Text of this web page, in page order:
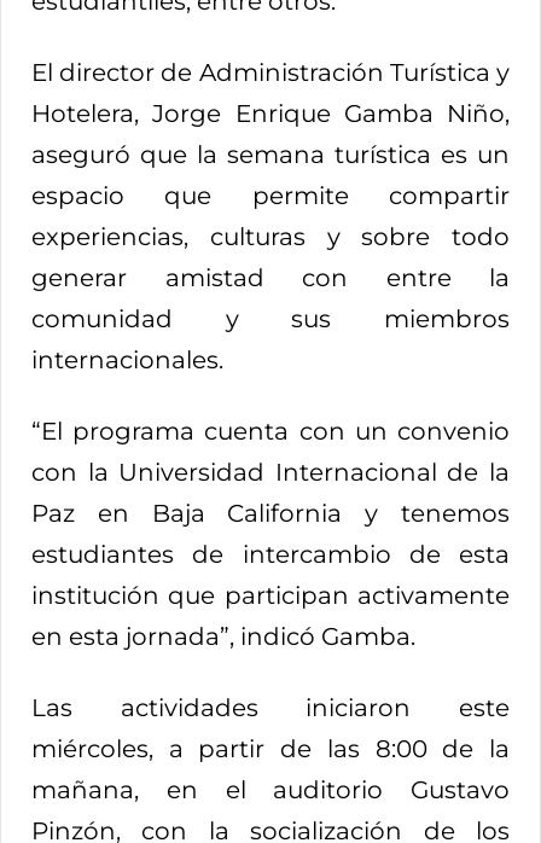
El director de Administración Turística y
Hotelera, Jorge Enrique Gamba Niño,
aseguró que la semana turística es un
espacio que permite compartir
experiencias, culturas y sobre todo
generar amistad con entre la
comunidad y sus miembros
internacionales.
“El programa cuenta con un convenio
con la Universidad Internacional de la
Paz en Baja California y tenemos
estudiantes de intercambio de esta
institución que participan activamente
en esta jornada”, indicó Gamba.
Las actividades iniciaron este
miércoles, a partir de las 8:00 de la
mañana, en el auditorio Gustavo
Pinzón, con la socialización de los